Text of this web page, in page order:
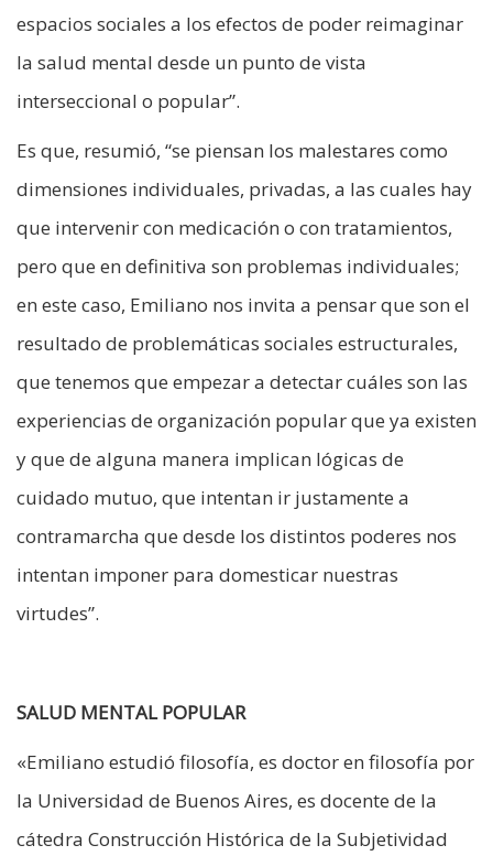
espacios sociales a los efectos de poder reimaginar
la salud mental desde un punto de vista
interseccional o popular”.
Es que, resumió, “se piensan los malestares como
dimensiones individuales, privadas, a las cuales hay
que intervenir con medicación o con tratamientos,
pero que en definitiva son problemas individuales;
en este caso, Emiliano nos invita a pensar que son el
resultado de problemáticas sociales estructurales,
que tenemos que empezar a detectar cuáles son las
experiencias de organización popular que ya existen
y que de alguna manera implican lógicas de
cuidado mutuo, que intentan ir justamente a
contramarcha que desde los distintos poderes nos
intentan imponer para domesticar nuestras
virtudes”.
SALUD MENTAL POPULAR
«Emiliano estudió filosofía, es doctor en filosofía por
la Universidad de Buenos Aires, es docente de la
cátedra Construcción Histórica de la Subjetividad